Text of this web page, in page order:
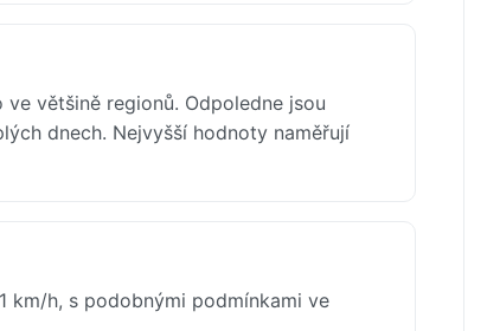
většině regionů. Odpoledne jsou
dnech. Nejvyšší hodnoty naměřují
km/h, s podobnými podmínkami ve